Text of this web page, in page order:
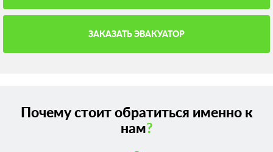
ЗАКАЗАТЬ ЭВАКУАТОР
Почему стоит обратиться именно к
нам?